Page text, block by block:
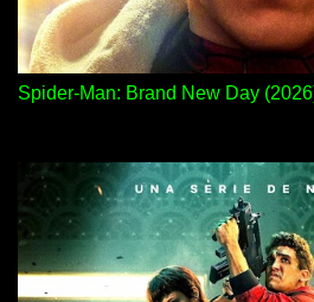
Spider-Man: Brand New Day